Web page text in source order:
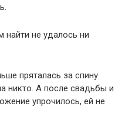
не удалось ни
пряталась за спину
никто. А после свадьбы и
упрочилось, ей не